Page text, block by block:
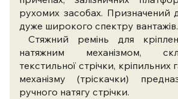
рухомих засобах. Призначений
дуже широкого спектру вантажів.
Стяжний ремінь для
натяжним механізмом,
текстильної стрічки, кріпильних
механізму (тріскачки)
ручного натягу стрічки.